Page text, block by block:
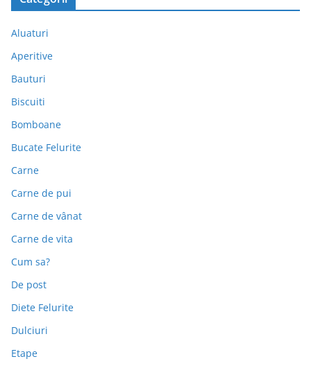
Aluaturi
Aperitive
Bauturi
Biscuiti
Bomboane
Bucate Felurite
Carne
Carne de pui
Carne de vânat
Carne de vita
Cum sa?
De post
Diete Felurite
Dulciuri
Etape